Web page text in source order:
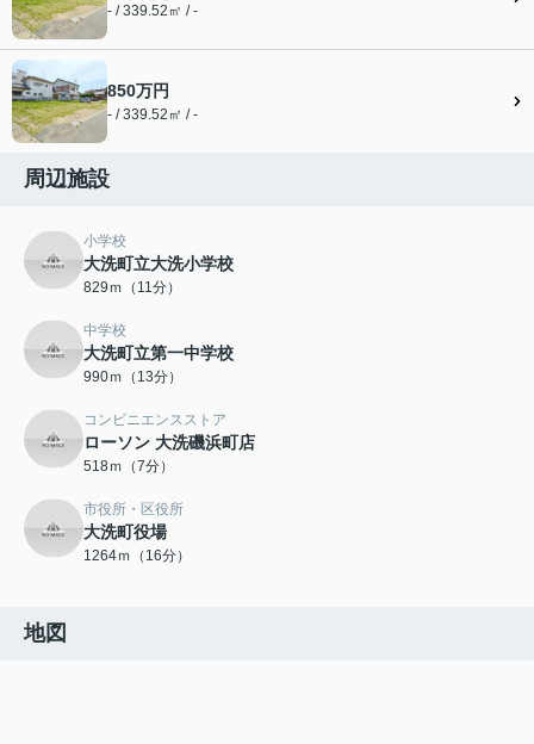
- / 339.52㎡ / -
850万円
- / 339.52㎡ / -
周辺施設
小学校
大洗町立大洗小学校
829ｍ（11分）
中学校
大洗町立第一中学校
990ｍ（13分）
コンビニエンスストア
ローソン 大洗磯浜町店
518ｍ（7分）
市役所・区役所
大洗町役場
1264ｍ（16分）
地図